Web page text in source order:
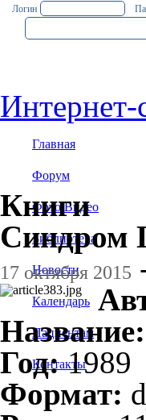
Логин
Интернет-
Главная
Форум
Фото/Видео
Библиотека
Новости
Календарь
Пациентам
Контакты
Книги
Синдром
17 октября 2015
Название:
Год:1989
Формат: